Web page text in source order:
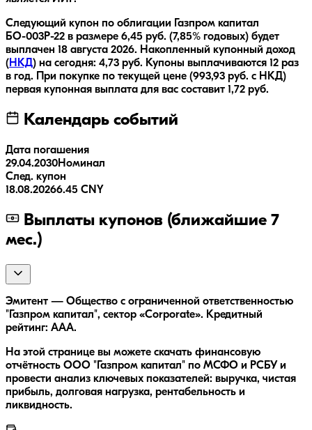
Следующий купон по облигации
Газпром капитал
БО-003Р-22 в размере 6,45 руб. (7,85% годовых) будет
выплачен 18 августа 2026. Накопленный купонный доход
( НКД) на сегодня: 4,73 руб. Купоны выплачиваются 12 раз
в год.
При покупке по текущей цене (993,93 руб. с НКД)
первая купонная выплата для вас составит 1,72 руб.
Календарь событий
Дата погашения
29.04.2030Номинал
След. купон
18.08.20266.45 CNY
Выплаты купонов (ближайшие 7
мес.)
Эмитент — Общество с ограниченной ответственностью
"Газпром капитал", сектор «Corporate». Кредитный
рейтинг: AAA.
На этой странице вы можете скачать финансовую
отчётность ООО "Газпром капитал" по МСФО и РСБУ и
провести анализ ключевых показателей: выручка, чистая
прибыль, долговая нагрузка, рентабельность и
ликвидность.